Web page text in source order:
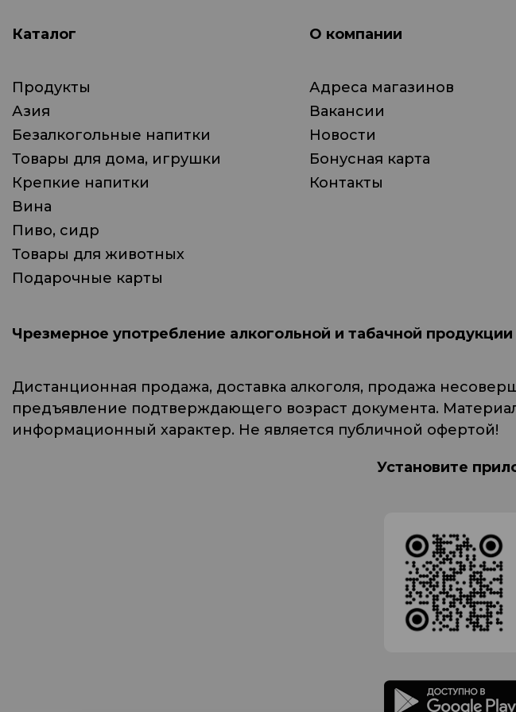
Каталог
Продукты
Азия
Безалкогольные напитки
Товары для дома, игрушки
Крепкие напитки
Вина
Пиво, сидр
Товары для животных
Подарочные карты
О компании
Адреса магазинов
Вакансии
Новости
Бонусная карта
Контакты
Чрезмерное употребление алкогольной и табачной
Дистанционная продажа, доставка алкоголя, продажа
предъявление подтверждающего возраст документа.
информационный характер. Не является публичной офертой!
Установите